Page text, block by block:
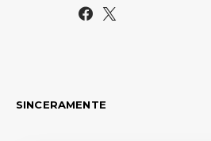
SINCERAMENTE